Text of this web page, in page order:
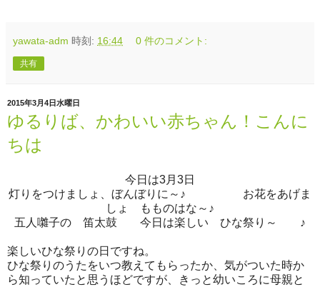
yawata-adm 時刻: 16:44 0 件のコメント:
共有
2015年3月4日水曜日
ゆるりば、かわいい赤ちゃん！こんに
ちは
今日は3月3日
灯りをつけましょ、ぼんぼりに～♪ お花をあげま
しょ もものはな～♪
五人囃子の 笛太鼓 今日は楽しい ひな祭り～ ♪
楽しいひな祭りの日ですね。
ひな祭りのうたをいつ教えてもらったか、気がついた時か
ら知っていたと思うほどですが、きっと幼いころに母親と